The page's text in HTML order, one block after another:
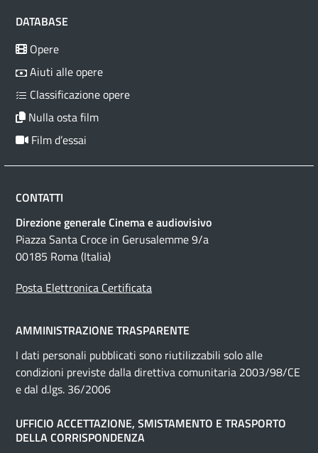
DATABASE
Opere
Aiuti alle opere
Classificazione opere
Nulla osta film
Film d’essai
CONTATTI
Direzione generale Cinema e audiovisivo
Piazza Santa Croce in Gerusalemme 9/a
00185 Roma (Italia)
Posta Elettronica Certificata
AMMINISTRAZIONE TRASPARENTE
I dati personali pubblicati sono riutilizzabili solo alle
condizioni previste dalla direttiva comunitaria 2003/98/CE
e dal d.lgs. 36/2006
UFFICIO ACCETTAZIONE, SMISTAMENTO E TRASPORTO
DELLA CORRISPONDENZA